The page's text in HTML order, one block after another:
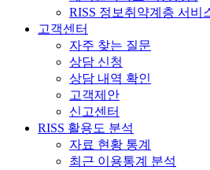
RISS 정보취약계층 서비
고객센터
자주 찾는 질문
상담 신청
상담 내역 확인
고객제안
신고센터
RISS 활용도 분석
자료 현황 통계
최근 이용통계 분석